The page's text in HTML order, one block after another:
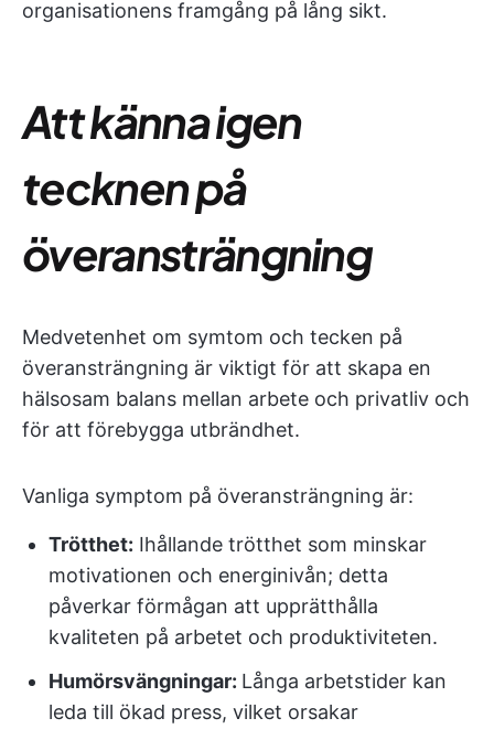
organisationens framgång på lång sikt.
Att känna igen
tecknen på
överansträngning
Medvetenhet om symtom och tecken på
överansträngning är viktigt för att skapa en
hälsosam balans mellan arbete och privatliv och
för att förebygga utbrändhet.
Vanliga symptom på överansträngning är:
Trötthet: Ihållande trötthet som minskar
motivationen och energinivån; detta
påverkar förmågan att upprätthålla
kvaliteten på arbetet och produktiviteten.
Humörsvängningar: Långa arbetstider kan
leda till ökad press, vilket orsakar